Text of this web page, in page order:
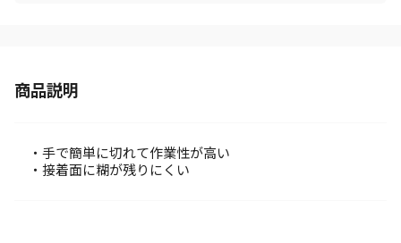
商品説明
・手で簡単に切れて作業性が高い
・接着面に糊が残りにくい